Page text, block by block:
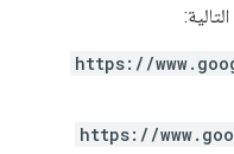
https://
https://